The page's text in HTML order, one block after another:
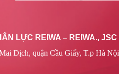
LỰC REIWA – REIWA., JSC
Dịch, quận Cầu Giấy, T.p Hà Nội